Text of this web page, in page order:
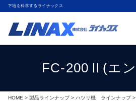
下地を科学するライナックス
FC-200Ⅱ(エ
HOME > 製品ラインナップ> ハツリ機 ラインナップ>